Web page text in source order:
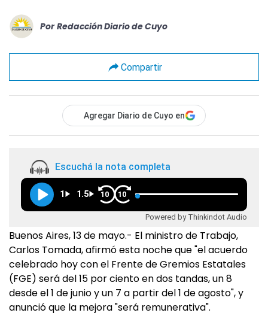
Por Redacción Diario de Cuyo
Compartir
Agregar Diario de Cuyo en
Escuchá la nota completa
1 1.5 10 10
Powered by Thinkindot Audio
Buenos Aires, 13 de mayo.- El ministro de Trabajo,
Carlos Tomada, afirmó esta noche que "el acuerdo
celebrado hoy con el Frente de Gremios Estatales
(FGE) será del 15 por ciento en dos tandas, un 8
desde el 1 de junio y un 7 a partir del 1 de agosto", y
anunció que la mejora "será remunerativa".